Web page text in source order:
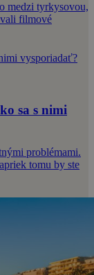
medzi tyrkysovou,
filmové
sa s nimi
problémami.
tomu by ste